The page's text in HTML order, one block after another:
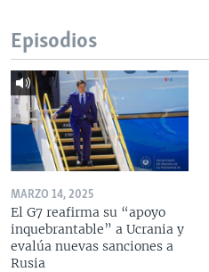
Episodios
MARZO 14, 2025
El G7 reafirma su “apoyo
inquebrantable” a Ucrania y
evalúa nuevas sanciones a
Rusia